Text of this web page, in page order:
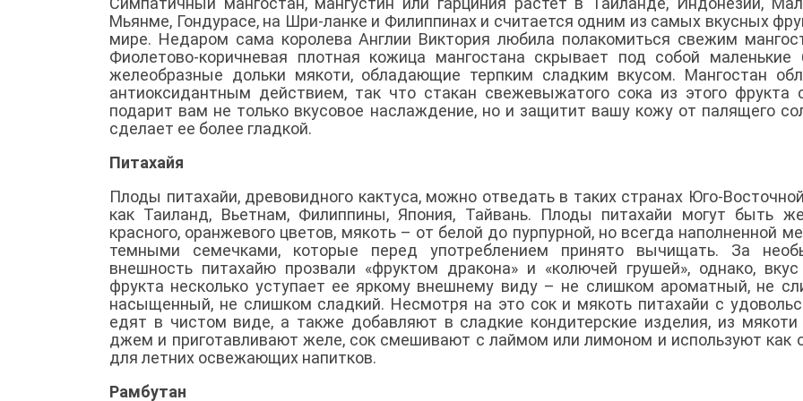
Мьянме, Гондурасе, на Шри-ланке и Филиппинах и считается одним из самых вкусных
мире. Недаром сама королева Англии Виктория любила полакомиться свежим
Фиолетово-коричневая плотная кожица мангостана скрывает под собой маленькие
желеобразные дольки мякоти, обладающие терпким сладким вкусом. Мангостан
антиоксидантным действием, так что стакан свежевыжатого сока из этого фрукта
подарит вам не только вкусовое наслаждение, но и защитит вашу кожу от палящего
сделает ее более гладкой.
Питахайя
Плоды питахайи, древовидного кактуса, можно отведать в таких странах Юго-
как Таиланд, Вьетнам, Филиппины, Япония, Тайвань. Плоды питахайи могут быть
красного, оранжевого цветов, мякоть – от белой до пурпурной, но всегда наполненной
темными семечками, которые перед употреблением принято вычищать. За
внешность питахайю прозвали «фруктом дракона» и «колючей грушей», однако, вкус
фрукта несколько уступает ее яркому внешнему виду – не слишком ароматный, не
насыщенный, не слишком сладкий. Несмотря на это сок и мякоть питахайи с
едят в чистом виде, а также добавляют в сладкие кондитерские изделия, из мякоти
джем и приготавливают желе, сок смешивают с лаймом или лимоном и используют как
для летних освежающих напитков.
Рамбутан